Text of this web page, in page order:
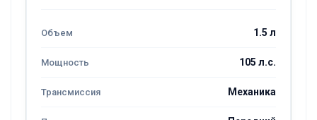
1.5 л
105 л.с.
Механика